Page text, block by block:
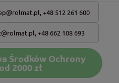
+48 512 261 600
,+48 662 108 693
Środków Ochrony
2000 zł